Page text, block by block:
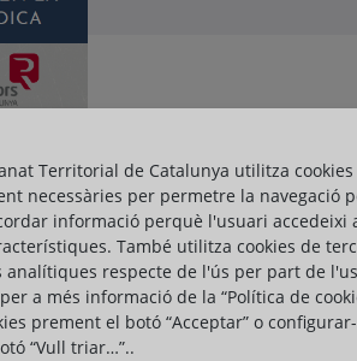
Territorial de Catalunya utilitza cookies
necessàries per permetre la navegació
informació perquè l'usuari accedeixi
També utilitza cookies de
respecte de l'ús per part de
per a més informació de la “Política de
prement el botó “Acceptar” o
“Vull triar…”..